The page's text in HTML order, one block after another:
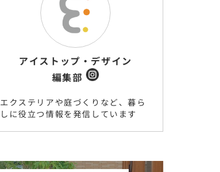
アイストップ・デザイン
編集部
エクステリアや庭づくりなど、暮ら
しに役立つ情報を発信しています